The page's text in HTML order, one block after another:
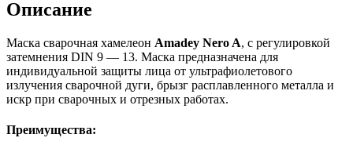
Описание
Маска сварочная хамелеон Amadey Nero A, с регулировкой
затемнения DIN 9 — 13. Маска предназначена для
индивидуальной защиты лица от ультрафиолетового
излучения сварочной дуги, брызг расплавленного металла и
искр при сварочных и отрезных работах.
Преимущества: